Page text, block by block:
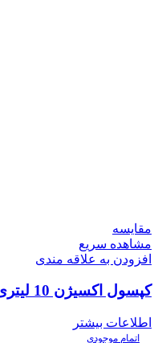
مقایسه
مشاهده سریع
افزودن به علاقه مندی
کپسول اکسیژن 10 لیتری آهنی ایرانی
اطلاعات بیشتر
اتمام موجودی